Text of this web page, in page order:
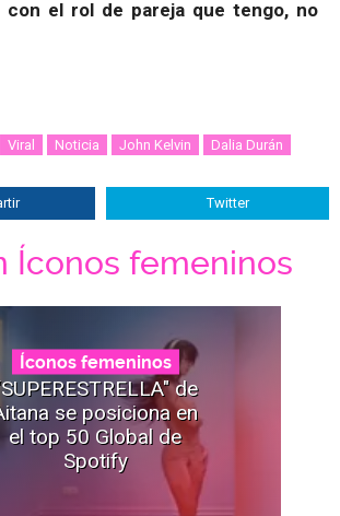
con el rol de pareja que tengo, no
Viral Noticia John Kelvin Dalia Durán
Twitter
Íconos femeninos
Íconos femeninos
de
se posiciona en
el top 50 Global de
Spotify